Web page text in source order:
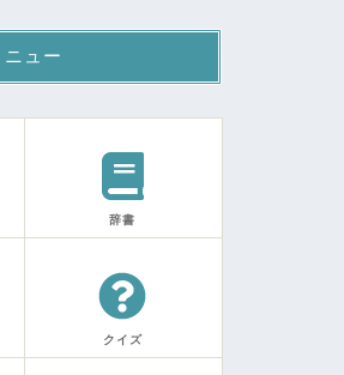
ニュー
辞書
クイズ